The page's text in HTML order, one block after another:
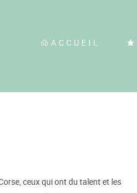
ACCUEIL
ceux qui ont du talent et les